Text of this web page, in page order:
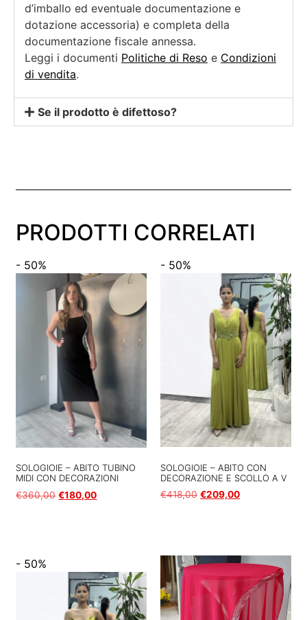
d’imballo ed eventuale documentazione e
dotazione accessoria) e completa della
documentazione fiscale annessa.
Leggi i documenti Politiche di Reso e Condizioni
di vendita.
Se il prodotto è difettoso?
PRODOTTI CORRELATI
- 50%
SOLOGIOIE – ABITO TUBINO
MIDI CON DECORAZIONI
€360,00 €180,00
- 50%
SOLOGIOIE – ABITO CON
DECORAZIONE E SCOLLO A V
€418,00 €209,00
- 50%